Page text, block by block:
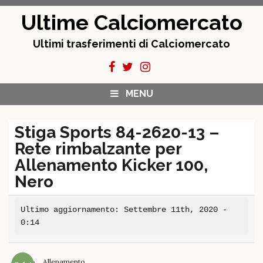
Ultime Calciomercato
Ultimi trasferimenti di Calciomercato
MENU
Stiga Sports 84-2620-13 –
Rete rimbalzante per
Allenamento Kicker 100,
Nero
Ultimo aggiornamento: Settembre 11th, 2020 -
0:14